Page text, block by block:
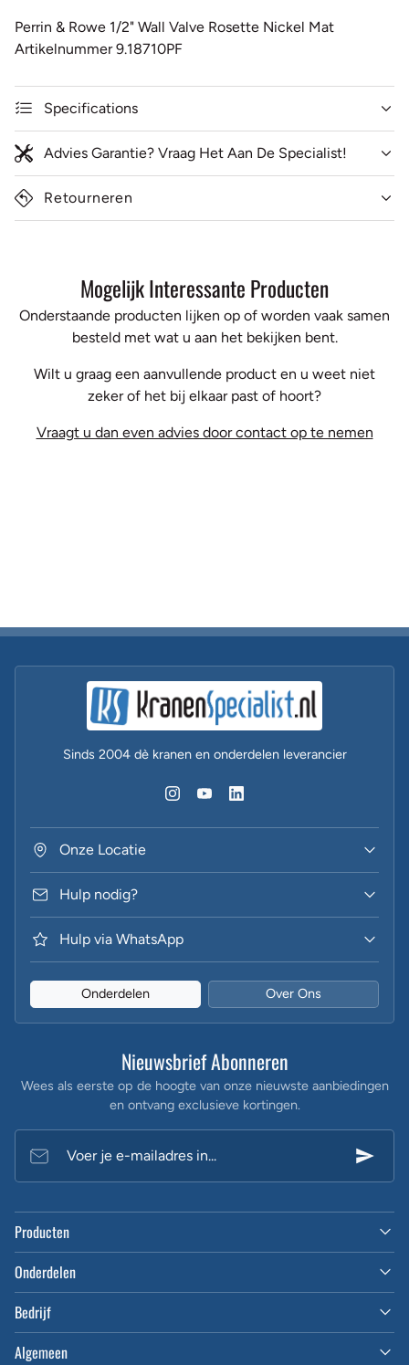
Perrin & Rowe 1/2" Wall Valve Rosette Nickel Mat
Artikelnummer 9.18710PF
Specifications
Advies Garantie? Vraag Het Aan De Specialist!
Retourneren
Mogelijk Interessante Producten
Onderstaande producten lijken op of worden vaak samen
besteld met wat u aan het bekijken bent.
Wilt u graag een aanvullende product en u weet niet
zeker of het bij elkaar past of hoort?
Vraagt u dan even advies door contact op te nemen
Sinds 2004 dè kranen en onderdelen leverancier
Onze Locatie
Hulp nodig?
Hulp via WhatsApp
Onderdelen Over Ons
Nieuwsbrief Abonneren
Wees als eerste op de hoogte van onze nieuwste aanbiedingen
en ontvang exclusieve kortingen.
Voer je e-mailadres in...
Producten
Onderdelen
Bedrijf
Algemeen